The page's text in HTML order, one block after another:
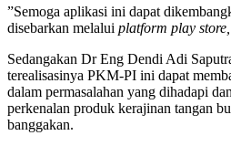
”Semoga aplikasi ini dapat
disebarkan melalui platform play
Sedangakan Dr Eng Dendi Adi
terealisasinya PKM-PI ini dapat
dalam permasalahan yang dihadapi
perkenalan produk kerajinan tangan
banggakan.